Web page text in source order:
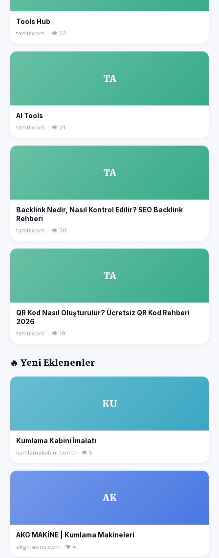
Tools Hub
tamtr.com · 👁 22
TA
AI Tools
tamtr.com · 👁 21
TA
Backlink Nedir, Nasıl Kontrol Edilir? SEO Backlink
Rehberi
tamtr.com · 👁 20
TA
QR Kod Nasıl Oluşturulur? Ücretsiz QR Kod Rehberi
2026
tamtr.com · 👁 19
🔥 Yeni Eklenenler
KU
Kumlama Kabini İmalatı
kumlamakabini.com.tr · 👁 5
AK
AKG MAKİNE | Kumlama Makineleri
akgmakine.com · 👁 4